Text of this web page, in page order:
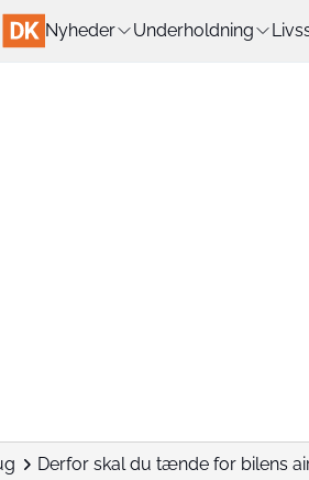
Nyheder Underholdning
Derfor skal du tænde for bilens